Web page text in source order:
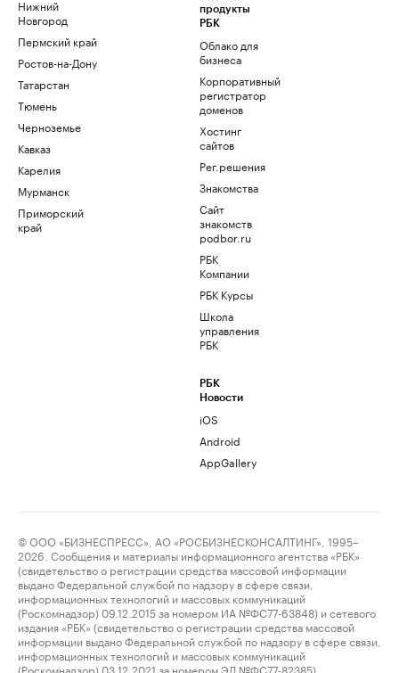
Нижний
Новгород
Пермский край
Ростов-на-Дону
Татарстан
Тюмень
Черноземье
Кавказ
Карелия
Мурманск
Приморский
край
продукты
РБК
Облако для
бизнеса
Корпоративный
регистратор
доменов
Хостинг
сайтов
Рег.решения
Знакомства
Сайт
знакомств
podbor.ru
РБК
Компании
РБК Курсы
Школа
управления
РБК
РБК
Новости
iOS
Android
AppGallery
© ООО «БИЗНЕСПРЕСС», АО «РОСБИЗНЕСКОНСАЛТИНГ», 1995–
2026. Сообщения и материалы информационного агентства «РБК»
(свидетельство о регистрации средства массовой информации
выдано Федеральной службой по надзору в сфере связи,
информационных технологий и массовых коммуникаций
(Роскомнадзор) 09.12.2015 за номером ИА №ФС77-63848) и сетевого
издания «РБК» (свидетельство о регистрации средства массовой
информации выдано Федеральной службой по надзору в сфере связи,
информационных технологий и массовых коммуникаций
(Роскомнадзор) 03.12.2021 за номером ЭЛ №ФС77-82385)